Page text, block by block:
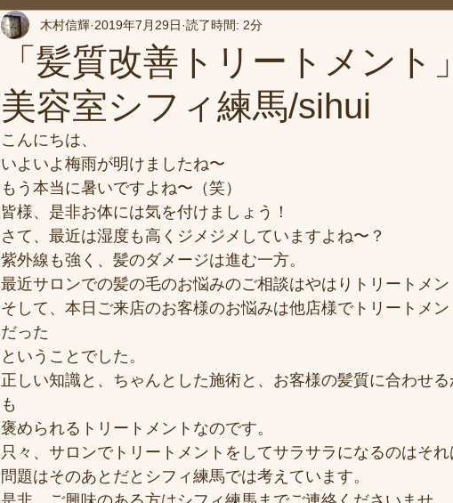
「髪質改善トリートメント
美容室シフィ練馬/sihui
木村信輝 2019年7月29日 読了時間: 2分
こんにちは、
いよいよ梅雨が明けましたね〜
もう本当に暑いですよね〜（笑）
皆様、是非お体には気を付けましょう！
さて、最近は湿度も高くジメジメしていますよね〜？
紫外線も強く、髪のダメージは進む一方。
最近サロンでの髪の毛のお悩みのご相談はやはりトリートメン
そして、本日ご来店のお客様のお悩みは他店様でトリートメ
だった
ということでした。
正しい知識と、ちゃんとした施術と、お客様の髪質に合わせ
も
褒められるトリートメントなのです。
只々、サロンでトリートメントをしてサラサラになるのはそ
問題はそのあとだとシフィ練馬では考えています。